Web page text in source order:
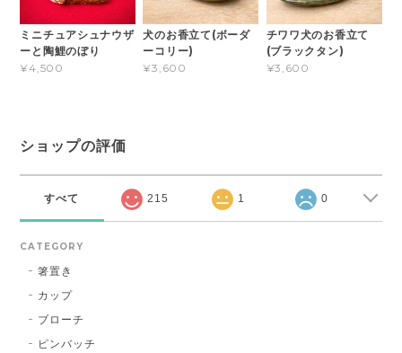
ミニチュアシュナウザ
ーと陶鯉のぼり
¥4,500
犬のお香立て(ボーダ
ーコリー)
¥3,600
チワワ犬のお香立て
(ブラックタン)
¥3,600
ショップの評価
すべて 215 1 0
CATEGORY
箸置き
カップ
ブローチ
ピンバッチ